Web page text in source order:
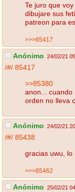
Te juro que
dibujare sus
patreon para
>>>85417
Anónimo 24/02/21
/#/ 85417
>>85380
anon... cuando
orden no lleva
Anónimo 24/02/21
/#/ 85438
gracias uwu, lo
>>>85462
Anónimo 25/02/21